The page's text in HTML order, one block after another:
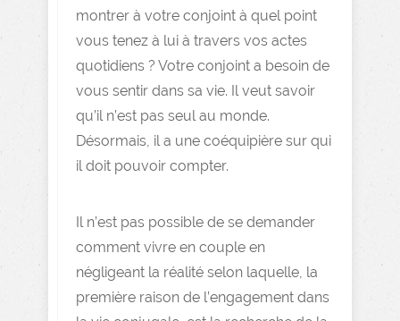
montrer à votre conjoint à quel point
vous tenez à lui à travers vos actes
quotidiens ? Votre conjoint a besoin de
vous sentir dans sa vie. Il veut savoir
qu’il n’est pas seul au monde.
Désormais, il a une coéquipière sur qui
il doit pouvoir compter.
Il n’est pas possible de se demander
comment vivre en couple en
négligeant la réalité selon laquelle, la
première raison de l’engagement dans